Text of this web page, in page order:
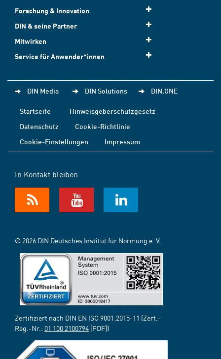
Forschung & Innovation
DIN & seine Partner
Mitwirken
Service für Anwender*innen
DIN Media DIN Solutions DIN.ONE
Startseite
Hinweisgeberschutzgesetz
Datenschutz
Cookie-Richtlinie
Cookie-Einstellungen
Impressum
In Kontakt bleiben
© 2026 DIN Deutsches Institut für Normung e. V.
Zertifiziert nach DIN EN ISO 9001:2015-11 (Zert.-
Reg.-Nr.: 01 100 2100794 [PDF])